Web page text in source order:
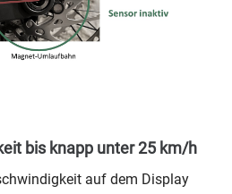
bis knapp unter 25 km/h
auf dem Display